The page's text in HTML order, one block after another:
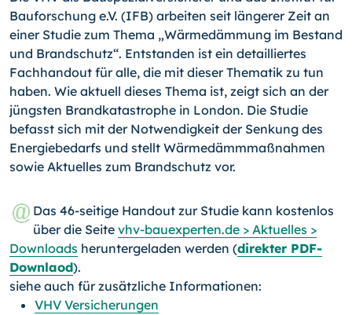
Bauforschung e.V. (IFB) arbeiten seit längerer Zeit an
einer Studie zum Thema „Wärmedämmung im Bestand
und Brandschutz“. Entstanden ist ein detailliertes
Fachhandout für alle, die mit dieser Thematik zu tun
haben. Wie aktuell dieses Thema ist, zeigt sich an der
jüngsten Brandkatastrophe in London. Die Studie
befasst sich mit der Notwendigkeit der Senkung des
Energiebedarfs und stellt Wärmedämmmaßnahmen
sowie Aktuelles zum Brandschutz vor.
Das 46-seitige Handout zur Studie kann kostenlos
über die Seite vhv-bauexperten.de > Aktuelles >
Downloads heruntergeladen werden (direkter PDF-
Downlaod).
siehe auch für zusätzliche Informationen:
VHV Versicherungen